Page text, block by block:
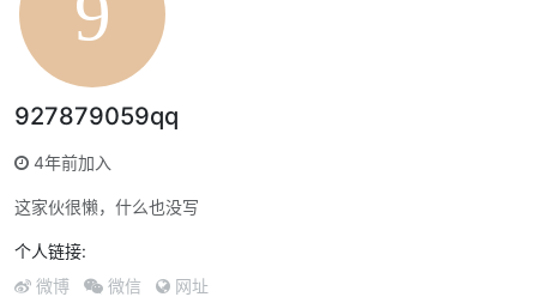
927879059qq
4年前加入
这家伙很懒，什么也没写
个人链接:
微博 微信 网址